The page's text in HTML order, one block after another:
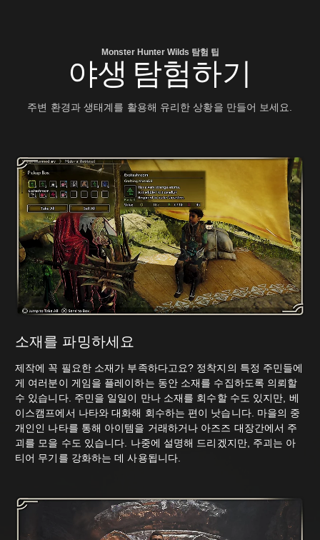
Monster Hunter Wilds 탐험 팁
야생 탐험하기
주변 환경과 생태계를 활용해 유리한 상황을 만들어 보세요.
소재를 파밍하세요
제작에 꼭 필요한 소재가 부족하다고요? 정착지의 특정 주민들에
게 여러분이 게임을 플레이하는 동안 소재를 수집하도록 의뢰할
수 있습니다. 주민을 일일이 만나 소재를 회수할 수도 있지만, 베
이스캠프에서 나타와 대화해 회수하는 편이 낫습니다. 마을의 중
개인인 나타를 통해 아이템을 거래하거나 아즈즈 대장간에서 주
괴를 모을 수도 있습니다. 나중에 설명해 드리겠지만, 주괴는 아
티어 무기를 강화하는 데 사용됩니다.